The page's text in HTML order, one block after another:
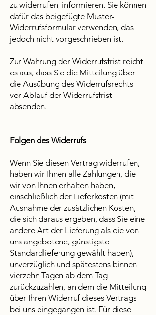
zu widerrufen, informieren. Sie können
dafür das beigefügte Muster-
Widerrufsformular verwenden, das
jedoch nicht vorgeschrieben ist.
Zur Wahrung der Widerrufsfrist reicht
es aus, dass Sie die Mitteilung über
die Ausübung des Widerrufsrechts
vor Ablauf der Widerrufsfrist
absenden.
Folgen des Widerrufs
Wenn Sie diesen Vertrag widerrufen,
haben wir Ihnen alle Zahlungen, die
wir von Ihnen erhalten haben,
einschließlich der Lieferkosten (mit
Ausnahme der zusätzlichen Kosten,
die sich daraus ergeben, dass Sie eine
andere Art der Lieferung als die von
uns angebotene, günstigste
Standardlieferung gewählt haben),
unverzüglich und spätestens binnen
vierzehn Tagen ab dem Tag
zurückzuzahlen, an dem die Mitteilung
über Ihren Widerruf dieses Vertrags
bei uns eingegangen ist. Für diese